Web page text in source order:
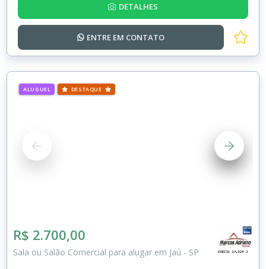
DETALHES
ENTRE EM CONTATO
ALUGUEL DESTAQUE
R$ 2.700,00
Sala ou Salão Comercial para alugar em Jaú - SP